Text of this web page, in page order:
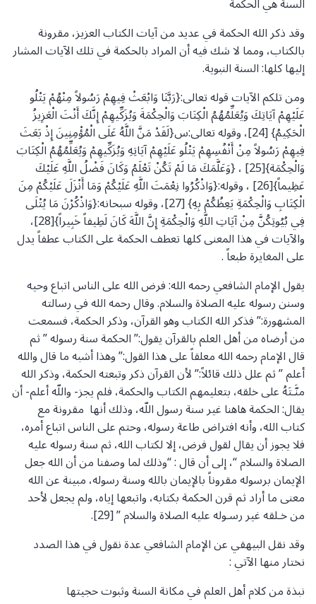
وقد ذكر الله الحكمة في عديد من آيات الكتاب العزيز، مقرونة
بالكتاب، ومما لا شك فيه أن المراد بالحكمة في تلك الآيات المشار
إليها كلها: السنة النبوية.
ومن تلكم الآيات قوله تعالى:{رَبَّنَا وَابْعَثْ فِيهِمْ رَسُولاً مِنْهُمْ يَتْلُو
عَلَيْهِمْ آيَاتِكَ وَيُعَلِّمُهُمُ الْكِتَابَ وَالْحِكْمَةَ وَيُزَكِّيهِمْ إِنَّكَ أَنْتَ الْعَزِيزُ
الْحَكِيمُ} [24]، وقوله تعالى:س{لَقَدْ مَنَّ اللَّهُ عَلَى الْمُؤْمِنِينَ إِذْ بَعَثَ
فِيهِمْ رَسُولاً مِنْ أَنْفُسِهِمْ يَتْلُو عَلَيْهِمْ آيَاتِهِ وَيُزَكِّيهِمْ وَيُعَلِّمُهُمُ الْكِتَابَ
وَالْحِكْمَة}[25] ، {وَعَلَّمَكَ مَا لَمْ تَكُنْ تَعْلَمُ وَكَانَ فَضْلُ اللَّهِ عَلَيْكَ
عَظِيماً}[26] ، وقوله:{وَاذْكُرُوا نِعْمَتَ اللَّهِ عَلَيْكُمْ وَمَا أَنْزَلَ عَلَيْكُمْ مِنَ
الْكِتَابِ وَالْحِكْمَةِ يَعِظُكُمْ بِهِ} [27]، وقوله سبحانه:{وَاذْكُرْنَ مَا يُتْلَى
فِي بُيُوتِكُنَّ مِنْ آيَاتِ اللَّهِ وَالْحِكْمَةِ إِنَّ اللَّهَ كَانَ لَطِيفاً خَبِيراً}[28]،
والآيات في هذا المعنى كلها تعطف الحكمة على الكتاب عطفاً يدل
على المغايرة طبعاً .
يقول الإمام الشافعي رحمه الله: فرض الله على الناس اتباع وحيه
وسنن رسوله عليه الصلاة والسلام. وقال رحمه الله في رسالته
المشهورة:” فذكر الله الكتاب وهو القرآن، وذكر الحكمة، فسمعت
من أرضاه من أهل العلم بالقرآن يقول:” الحكمة سنة رسوله ” ثم
قال الإمام رحمه الله معلقاً على هذا القول:” وهذا أشبه ما قال والله
أعلم ” ثم علل ذلك قائلاً:” لأن القرآن ذكر وتبعته الحكمة، وذكر الله
منَّـتَهُ على خلقه، بتعليمهم الكتاب والحكمة، فلم يجز- واللّه أعلم- أن
يقال: الحكمة هاهنا غير سنة رسول اللّه، وذلك أنها مقرونة مع
كتاب الله، وأنه افتراض طاعة رسوله، وحتم على الناس اتباع أمره،
فلا يجوز أن يقال لقول فرض، إلا لكتاب الله، ثم سنة رسوله عليه
الصلاة والسلام “، إلى أن قال : “وذلك لما وصفنا من أن الله جعل
الإيمان برسوله مقروناً بالإيمان بالله وسنة رسوله، مبينة عن الله
معنى ما أراد ثم قرن الحكمة بكتابه، واتبعها إياه، ولم يجعل لأحد
من خـلقه غير رسـوله عليه الصلاة والسلام ” [29].
وقد نقل البيهقي عن الإمام الشافعي عدة نقول في هذا الصدد
نختار منها الآتي :
نبذة من كلام أهل العلم في مكانة السنة وثبوت حجيتها